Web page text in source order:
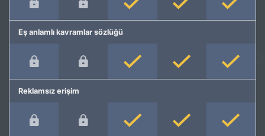
Eş anlamlı kavramlar sözlüğü
Reklamsız erişim